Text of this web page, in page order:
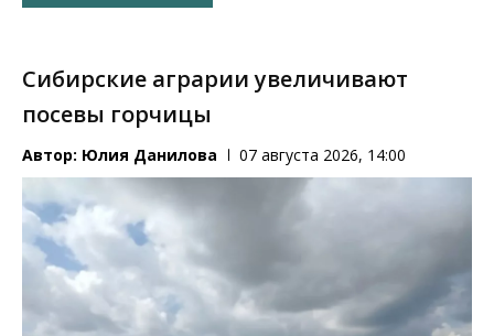
Сибирские аграрии увеличивают
посевы горчицы
Автор: Юлия Данилова 07 августа 2026, 14:00